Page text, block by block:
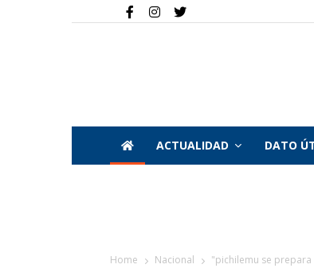
ACTUALIDAD DATO
Home Nacional "pichilemu se